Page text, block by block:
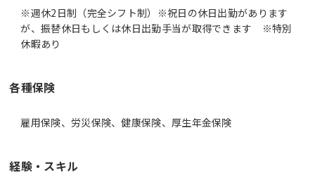
※週休2日制（完全シフト制）※祝日の休日出勤があります
が、振替休日もしくは休日出勤手当が取得できます ※特別
休暇あり
各種保険
雇用保険、労災保険、健康保険、厚生年金保険
経験・スキル